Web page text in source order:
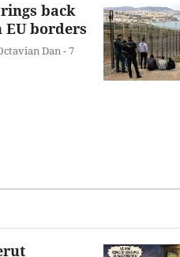
back
EU borders
Dan -7